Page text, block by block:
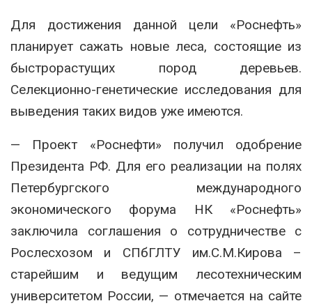
Для достижения данной цели «Роснефть»
планирует сажать новые леса, состоящие из
быстрорастущих пород деревьев.
Селекционно-генетические исследования для
выведения таких видов уже имеются.
— Проект «Роснефти» получил одобрение
Президента РФ. Для его реализации на полях
Петербургского международного
экономического форума НК «Роснефть»
заключила соглашения о сотрудничестве с
Рослесхозом и СПбГЛТУ им.С.М.Кирова –
старейшим и ведущим лесотехническим
университетом России, — отмечается на сайте